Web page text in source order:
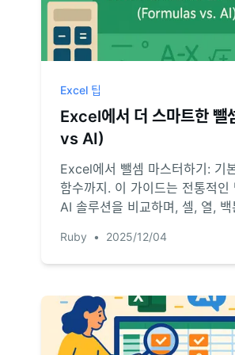
Excel 팁
Excel에서 더 스마트한 뺄
vs AI)
Excel에서 뺄셈 마스터하기: 기
함수까지. 이 가이드는 전통적인
AI 솔루션을 비교하며, 셀, 열, 백
씨름을 멈추고 답을 얻기 시작하
Ruby • 2025/12/04